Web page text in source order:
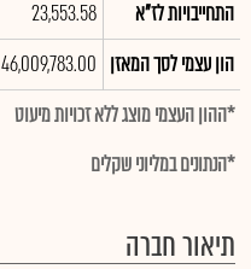
התחייבויות לז"א
23,553.58
הון עצמי לסך המאזן 46,009,783.00
*ההון העצמי מוצג ללא זכויות מיעוט
*הנתונים במליוני שקלים
תיאור חברה